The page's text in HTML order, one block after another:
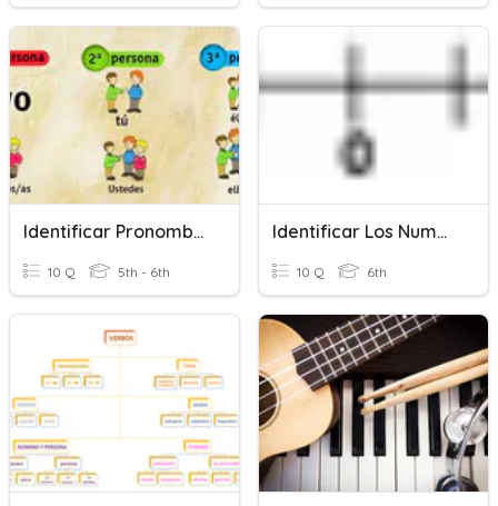
Identificar Pronombres Personales
10 Q 5th - 6th
Identificar Los Numeros Racionales
10 Q 6th